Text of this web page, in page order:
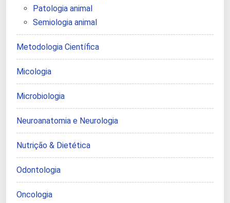
Patologia animal
Semiologia animal
Metodologia Científica
Micologia
Microbiologia
Neuroanatomia e Neurologia
Nutrição & Dietética
Odontologia
Oncologia